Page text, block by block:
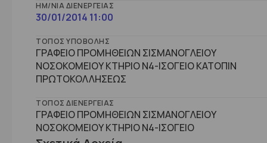
ΗΜ/ΝΊΑ ΔΙΕΝΈΡΓΕΙΑΣ
30/01/2014 11:00
ΤΌΠΟΣ ΥΠΟΒΟΛΉΣ
ΓΡΑΦΕΙΟ ΠΡΟΜΗΘΕΙΩΝ ΣΙΣΜΑΝΟΓΛΕΙΟΥ
ΝΟΣΟΚΟΜΕΙΟΥ ΚΤΗΡΙΟ Ν4-ΙΣΟΓΕΙΟ ΚΑΤΟΠΙΝ
ΠΡΩΤΟΚΟΛΛΗΣΕΩΣ
ΤΌΠΟΣ ΔΙΕΝΈΡΓΕΙΑΣ
ΓΡΑΦΕΙΟ ΠΡΟΜΗΘΕΙΩΝ ΣΙΣΜΑΝΟΓΛΕΙΟΥ
ΝΟΣΟΚΟΜΕΙΟΥ ΚΤΗΡΙΟ Ν4-ΙΣΟΓΕΙΟ